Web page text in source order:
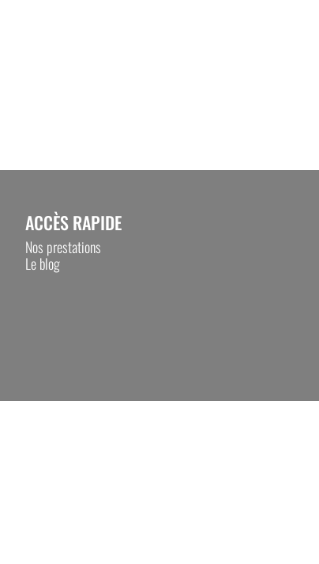
ACCÈS RAPIDE
Nos prestations
Le blog